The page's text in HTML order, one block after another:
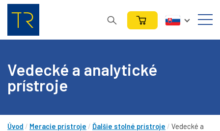
Vedecké a analytické
prístroje
Úvod / Meracie prístroje / Ďalšie stolné prístroje / Vedecké a